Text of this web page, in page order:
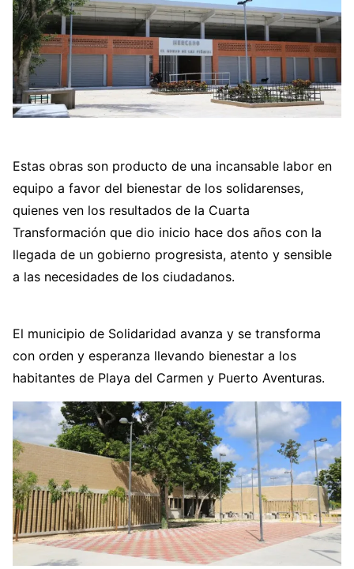
Estas obras son producto de una incansable labor en
equipo a favor del bienestar de los solidarenses,
quienes ven los resultados de la Cuarta
Transformación que dio inicio hace dos años con la
llegada de un gobierno progresista, atento y sensible
a las necesidades de los ciudadanos.
El municipio de Solidaridad avanza y se transforma
con orden y esperanza llevando bienestar a los
habitantes de Playa del Carmen y Puerto Aventuras.